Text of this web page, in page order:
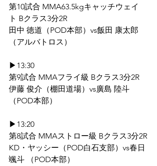
第10試合 MMA63.5kgキャッチウェイ
ト Bクラス3分2R
田中 徳道（POD本部）vs飯田 康太郎
（アルバトロス）
▶13:30
第9試合 MMAフライ級 Bクラス3分2R
伊藤 俊介（棚田道場）vs廣島 陸斗
（POD本部）
▶13:20
第8試合 MMAストロー級 Bクラス3分2R
KD・ヤッシー（POD白石支部）vs春日
颯斗 （POD本部）